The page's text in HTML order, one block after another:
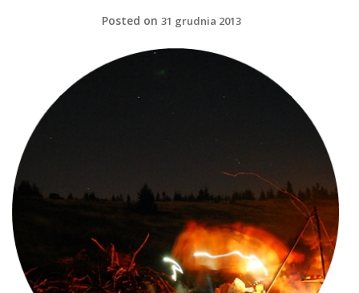
Posted on 31 grudnia 2013